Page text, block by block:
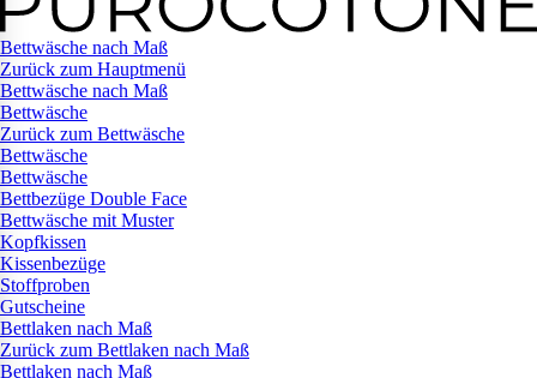
Bettwäsche nach Maß
Zurück zum Hauptmenü
Bettwäsche nach Maß
Bettwäsche
Zurück zum Bettwäsche
Bettwäsche
Bettwäsche
Bettbezüge Double Face
Bettwäsche mit Muster
Kopfkissen
Kissenbezüge
Stoffproben
Gutscheine
Bettlaken nach Maß
Zurück zum Bettlaken nach Maß
Bettlaken nach Maß